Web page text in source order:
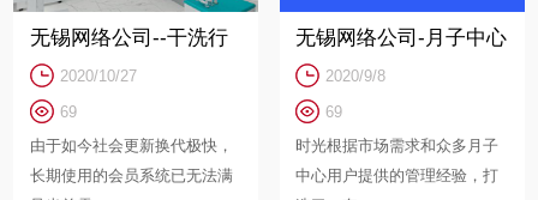
无锡网络公司--干洗行
业微信小程序会员系统
案例介绍
2020/10/27
69
由于如今社会更新换代极快，
长期使用的会员系统已无法满
无锡网络公司-月子中心
行业管理系统解决方案
2020/9/8
69
时光根据市场需求和众多月子
中心用户提供的管理经验，打